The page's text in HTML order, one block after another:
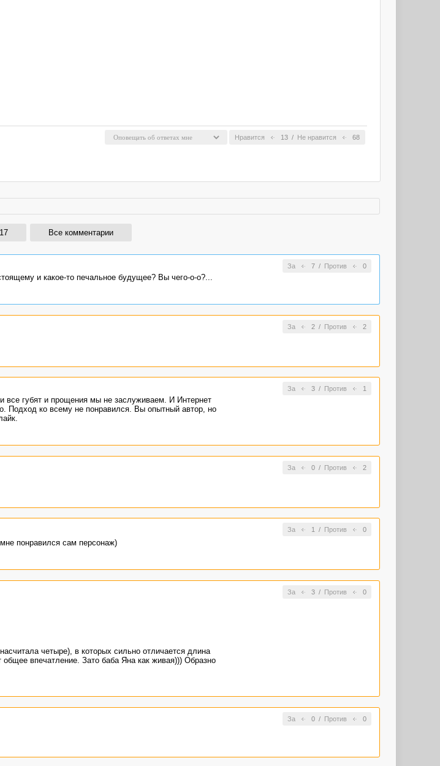
Нравится 13 / Не нравится 68
Все комментарии
За 7/ Против 0
и какое-то печальное будущее? Вы чего-о-о?...
За 2/ Против 2
За 3/ Против 1
губят и прощения мы не заслуживаем. И Интернет
Подход ко всему не понравился. Вы опытный автор, но
За 0/ Против 2
За 1 / Против 0
понравился сам персонаж)
За 3/ Против 0
четыре), в которых сильно отличается длина
общее впечатление. Зато баба Яна как живая))) Образно
За 0/ Против 0